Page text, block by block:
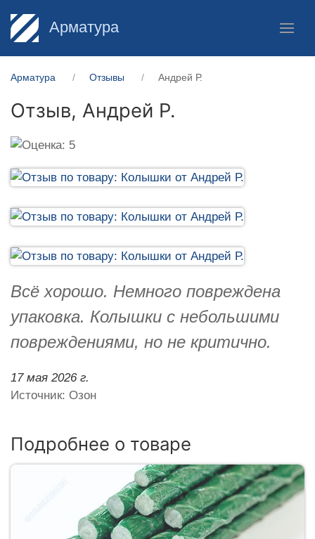
Арматура
Арматура Отзывы Андрей Р.
Отзыв, Андрей Р.
Всё хорошо. Немного повреждена
упаковка. Колышки с небольшими
повреждениями, но не критично.
17 мая 2026 г.
Источник: Озон
Подробнее о товаре